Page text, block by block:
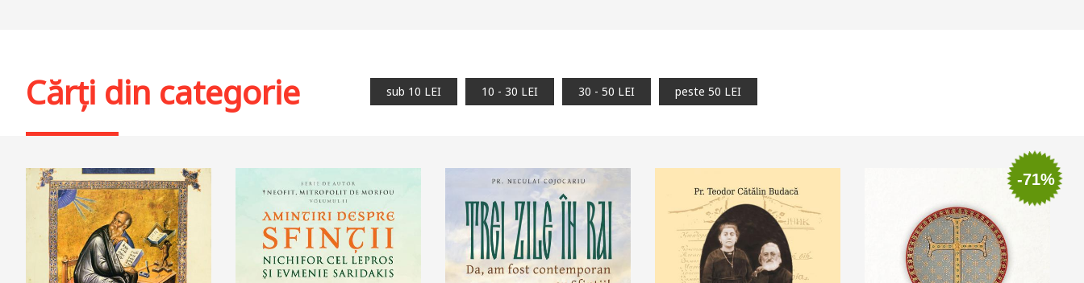
Cărți din categorie sub 10 LEI 10 - 30 LEI 30 - 50 LEI peste 50 LEI
-71%